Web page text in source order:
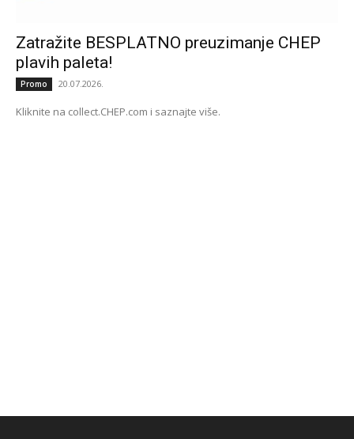
Zatražite BESPLATNO preuzimanje CHEP
plavih paleta!
Promo 20.07.2026.
Kliknite na collect.CHEP.com i saznajte više.